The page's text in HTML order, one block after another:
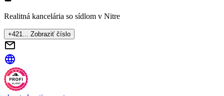
Realitná kancelária so sídlom v Nitre
+421... Zobraziť číslo